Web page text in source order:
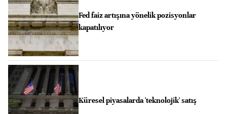
Fed faiz artışına yönelik pozisyonlar
kapatılıyor
Küresel piyasalarda 'teknolojik' satış